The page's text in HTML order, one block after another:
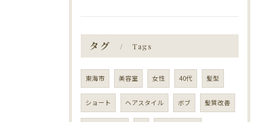
タグ Tags
東海市 美容室 女性 40代 髪型
ショート ヘアスタイル ボブ 髪質改善